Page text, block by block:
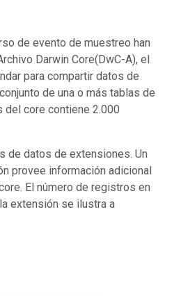
de evento de muestreo han
Darwin Core(DwC-A), el
para compartir datos de
de una o más tablas de
del core contiene 2.000
de datos de extensiones. Un
provee información adicional
El número de registros en
extensión se ilustra a